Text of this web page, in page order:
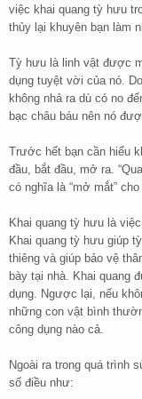
việc khai quang tỳ hưu
thủy lại khuyên bạn làm
Tỳ hưu là linh vật được
dụng tuyệt vời của nó.
không nhả ra dù có no
bạc châu báu nên nó
Trước hết bạn cần hiểu
đầu, bắt đầu, mở ra.
có nghĩa là “mở mắt”
Khai quang tỳ hưu là
Khai quang tỳ hưu giúp
thiêng và giúp bảo vệ
bày tại nhà. Khai quang
dụng. Ngược lại, nếu
những con vật bình
công dụng nào cả.
Ngoài ra trong quá trình
số điều như: